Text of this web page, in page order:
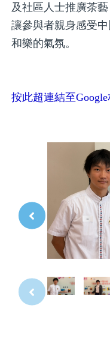
及社區人士推廣茶
讓參與者親身感受
和樂的氣氛。
按此超連結至